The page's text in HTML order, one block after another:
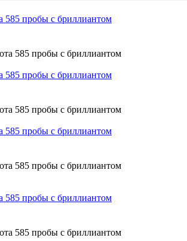
585 пробы с бриллиантом
585 пробы с бриллиантом
585 пробы с бриллиантом
585 пробы с бриллиантом